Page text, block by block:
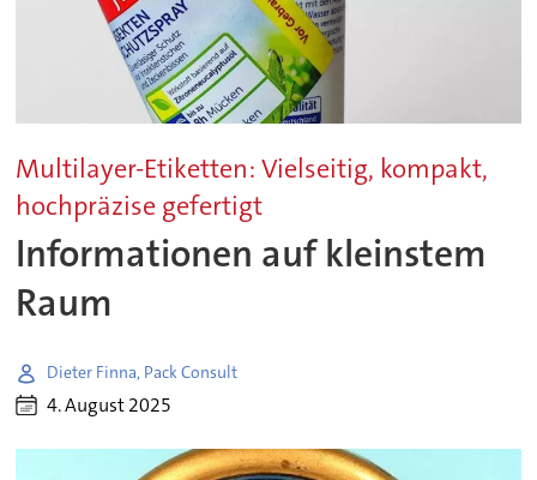
Multilayer-Etiketten: Vielseitig, kompakt,
hochpräzise gefertigt
Informationen auf kleinstem
Raum
Dieter Finna, Pack Consult
4. August 2025